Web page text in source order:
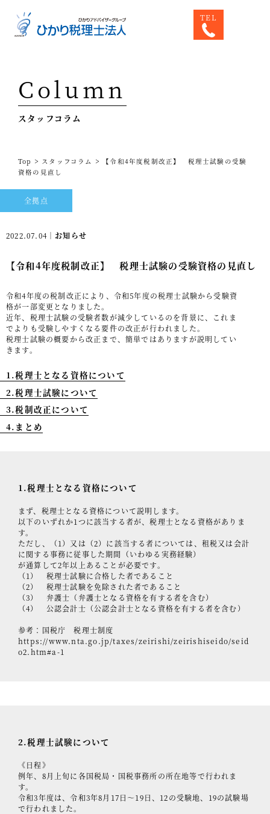
TEL
専門家一覧
ひかり税理士法人について
サービス
出版物
コラム
事例紹介
セミナー情報
HAGレポート
税理士変更をお考えの方
メールマガジン登録
ニュース
Facebook
Column
スタッフコラム
Top > スタッフコラム >
【令和4年度税制改正】 税理士試験の受験
資格の見直し
全拠点
2022.07.04｜お知らせ
【令和4年度税制改正】 税理士試験の受験資格の見直し
令和4年度の税制改正により、令和5年度の税理士試験から受験資
格が一部変更となりました。
近年、税理士試験の受験者数が減少しているのを背景に、これま
でよりも受験しやすくなる要件の改正が行われました。
税理士試験の概要から改正まで、簡単ではありますが説明してい
きます。
1.税理士となる資格について
2.税理士試験について
3.税制改正について
4.まとめ
1.税理士となる資格について
まず、税理士となる資格について説明します。
以下のいずれか1つに該当する者が、税理士となる資格がありま
す。
ただし、（1）又は（2）に該当する者については、租税又は会計
に関する事務に従事した期間（いわゆる実務経験）
が通算して2年以上あることが必要です。
（1） 税理士試験に合格した者であること
（2） 税理士試験を免除された者であること
（3） 弁護士（弁護士となる資格を有する者を含む）
（4） 公認会計士（公認会計士となる資格を有する者を含む）
参考：国税庁 税理士制度
https://www.nta.go.jp/taxes/zeirishi/zeirishiseido/seid
o2.htm#a-1
2.税理士試験について
《日程》
例年、8月上旬に各国税局・国税事務所の所在地等で行われま
す。
令和3年度は、令和3年8月17日～19日、12の受験地、19の試験場
で行われました。